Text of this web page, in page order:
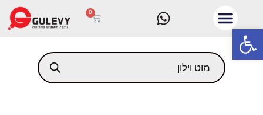
פתח סרגל נגישות
0